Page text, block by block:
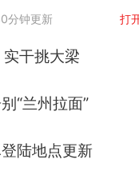
分钟更新 打
干挑大梁
“兰州拉面”
陆地点更新